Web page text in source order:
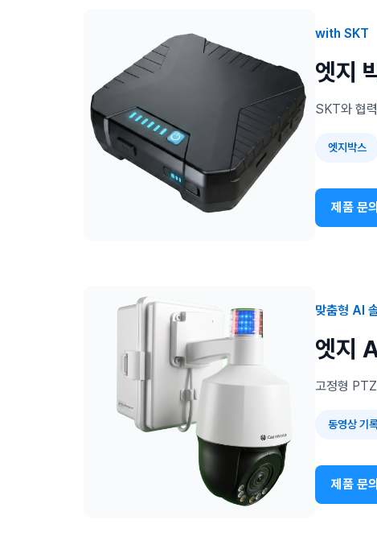
with SKT
엣지
SKT와 협
엣지박스
제품 문의
맞춤형 AI
엣지
고정형
동영상 기
제품 문의